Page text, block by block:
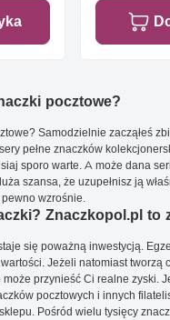
pocztowe?
Samodzielnie zacząłeś
pełne znaczków
sporo warte. A może dana
szansa, że uzupełnisz ją
wzrośnie.
Znaczkopol.pl to
się poważną inwestycją.
Jeżeli natomiast tworzą
przynieść Ci realne zyski.
pocztowych i innych
Pośród wielu tysięcy